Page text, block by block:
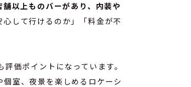
以上ものバーがあり、内装や
して行けるのか」「料金が不
価ポイントになっています。
室、夜景を楽しめるロケーシ